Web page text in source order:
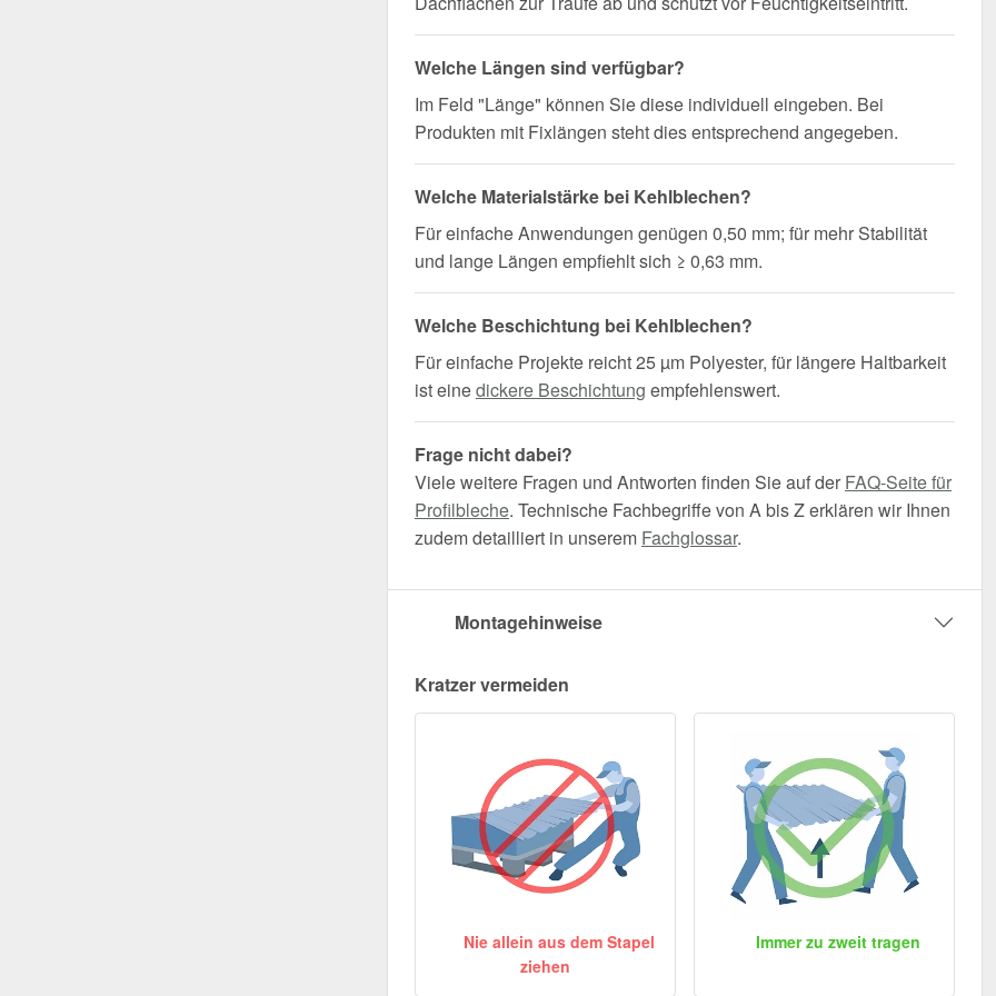
Welche Längen sind verfügbar?
Im Feld "Länge" können Sie diese individuell eingeben. Bei
Produkten mit Fixlängen steht dies entsprechend angegeben.
Welche Materialstärke bei Kehlblechen?
Für einfache Anwendungen genügen 0,50 mm; für mehr Stabilität
und lange Längen empfiehlt sich ≥ 0,63 mm.
Welche Beschichtung bei Kehlblechen?
Für einfache Projekte reicht 25 µm Polyester, für längere Haltbarkeit
ist einedickere Beschichtung empfehlenswert.
Frage nicht dabei?
Viele weitere Fragen und Antworten finden Sie auf der FAQ-Seite für
Profilbleche. Technische Fachbegriffe von A bis Z erklären wir Ihnen
zudem detailliert in unserem Fachglossar.
Montagehinweise
Kratzer vermeiden
Nie allein aus dem Stapel
ziehen
Immer zu zweit tragen